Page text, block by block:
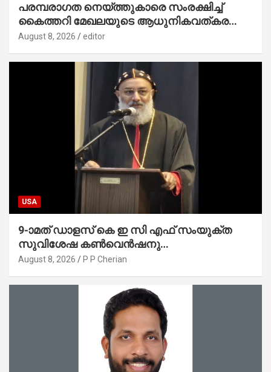
പരമ്പരാഗത നെയ്ത്തുകാരെ സംരക്ഷിച്ച്
കൈത്തറി മേഖലയുടെ ആധുനികവത്കരണം
സാധ്യമാക്കും : ഡെപ്യൂട്ടി സ്പീക്കർ
August 8, 2026 editor
USA
9-ാമത് ഡാളസ് കെ ഇ സി എഫ് സംയുക്ത
സുവിശേഷ കൺവെൻഷനു
പ്രാർത്ഥനാനിർഭരമായ തുടക്കം
August 8, 2026 P P Cherian